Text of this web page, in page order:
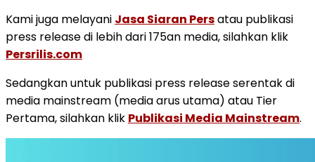
Kami juga melayani Jasa Siaran Persatau publikasi
press release di lebih dari 175an media, silahkan klik
Persrilis.com
Sedangkan untuk publikasi press release serentak di
media mainstream (media arus utama) atau Tier
Pertama, silahkan klik Publikasi Media Mainstream.